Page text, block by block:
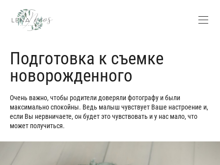
Подготовка к съемке
новорожденного
Очень важно, чтобы родители доверяли фотографу и были
максимально спокойны. Ведь малыш чувствует Ваше настроение и,
если Вы нервничаете, он будет это чувствовать и у нас мало, что
может получиться.